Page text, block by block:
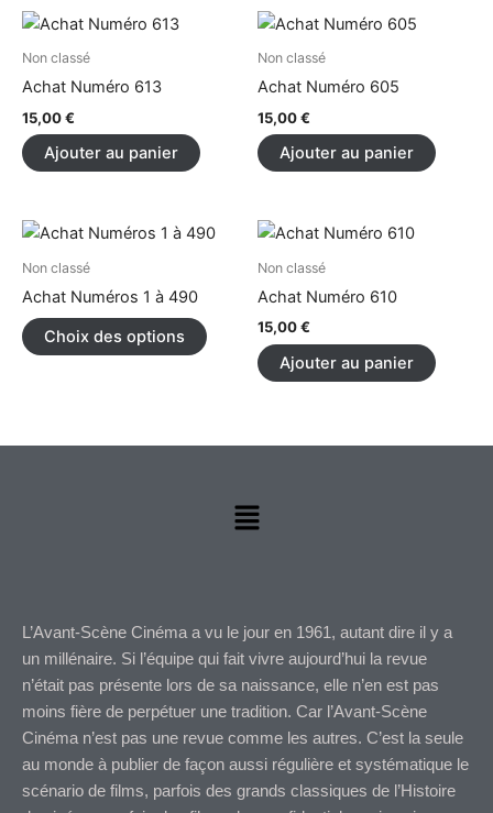
Non classé
Achat Numéro 613
15,00€
Ajouter au panier
Non classé
Achat Numéro 605
15,00€
Ajouter au panier
Non classé
Achat Numéros 1 à 490
Choix des options
Ce
variations.
être
Non classé
Achat Numéro 610
15,00€
Ajouter au panier
Menu
L’Avant-Scène Cinéma a vu le jour en 1961, autant dire il y a
un millénaire. Si l’équipe qui fait vivre aujourd’hui la revue
n’était pas présente lors de sa naissance, elle n’en est pas
moins fière de perpétuer une tradition. Car l’Avant-Scène
Cinéma n’est pas une revue comme les autres. C’est la seule
au monde à publier de façon aussi régulière et systématique le
scénario de films, parfois des grands classiques de l’Histoire